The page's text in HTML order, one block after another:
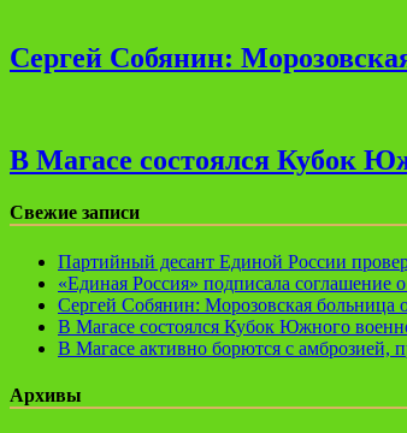
Сергей Собянин:
В Магасе состоялся Кубок
Свежие записи
Партийный десант Единой России
«Единая Россия» подписала
Сергей Собянин: Морозовская больница
В Магасе состоялся Кубок Южного
В Магасе активно борются с амброзией,
Архивы